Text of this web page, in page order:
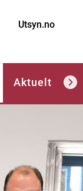
Utsyn.no
Aktuelt